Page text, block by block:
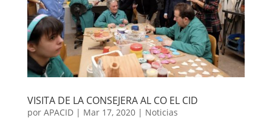
VISITA DE LA CONSEJERA AL CO EL CID
por APACID| Mar 17, 2020| Noticias